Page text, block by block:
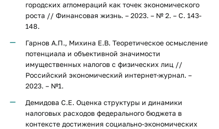
городских агломераций как точек экономического
роста // Финансовая жизнь. – 2023. – № 2. – С. 143-
148.
Гарнов А.П., Михина Е.В. Теоретическое осмысление
потенциала и объективной значимости
имущественных налогов с физических лиц //
Российский экономический интернет-журнал. –
2023. – №1.
Демидова С.Е. Оценка структуры и динамики
налоговых расходов федерального бюджета в
контексте достижения социально-экономических